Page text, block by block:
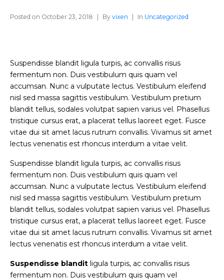
Posted on October 23, 2018 By vixen In Uncategorized
Suspendisse blandit ligula turpis, ac convallis risus
fermentum non. Duis vestibulum quis quam vel
accumsan. Nunc a vulputate lectus. Vestibulum eleifend
nisl sed massa sagittis vestibulum. Vestibulum pretium
blandit tellus, sodales volutpat sapien varius vel. Phasellus
tristique cursus erat, a placerat tellus laoreet eget. Fusce
vitae dui sit amet lacus rutrum convallis. Vivamus sit amet
lectus venenatis est rhoncus interdum a vitae velit.
Suspendisse blandit ligula turpis, ac convallis risus
fermentum non. Duis vestibulum quis quam vel
accumsan. Nunc a vulputate lectus. Vestibulum eleifend
nisl sed massa sagittis vestibulum. Vestibulum pretium
blandit tellus, sodales volutpat sapien varius vel. Phasellus
tristique cursus erat, a placerat tellus laoreet eget. Fusce
vitae dui sit amet lacus rutrum convallis. Vivamus sit amet
lectus venenatis est rhoncus interdum a vitae velit.
Suspendisse blandit ligula turpis, ac convallis risus
fermentum non. Duis vestibulum quis quam vel